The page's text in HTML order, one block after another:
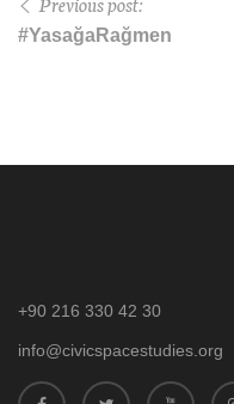
#YasağaRağmen
+90 216 330 42 30
info@civicspacestudies.org